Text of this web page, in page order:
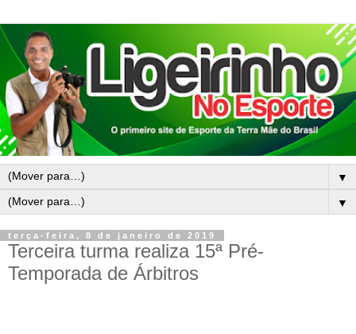
▼
▼
terça-feira, 8 de janeiro de 2019
Terceira turma realiza 15ª Pré-
Temporada de Árbitros